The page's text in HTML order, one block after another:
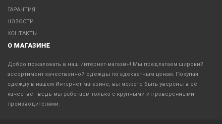
ГАРАНТИЯ
НОВОСТИ
КОНТАКТЫ
О МАГАЗИНЕ
Добро пожаловать в наш интернет-магазин! Мы предлагаем широкий
ассортимент качественной одежды по адекватным ценам. Покупая
одежду в нашем Интернет-магазине, вы можете быть уверены в её
качестве - ведь мы работаем только с крупными и проверенными
производителями.